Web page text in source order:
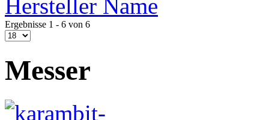
Hersteller Name
Ergebnisse 1 - 6 von 6
Messer